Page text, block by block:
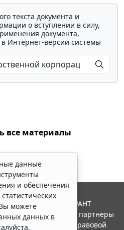
текста документа и
о вступлении в силу,
документа,
в Интернет-версии системы
все материалы
данные
и обеспечения
можете
данных в
2026. Система ГАРАНТ
"Гарант" и ее партнеры
ассоциации правовой